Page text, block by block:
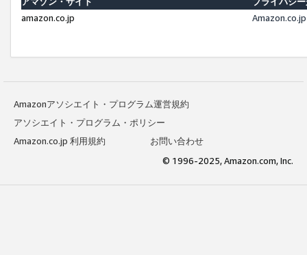
amazon.co.jp
Amazonアソシエイト・プログラム運営規約
アソシエイト・プログラム・ポリシー
Amazon.co.jp 利用規約
お問い合わせ
© 1996-2025, Amazon.com, Inc.